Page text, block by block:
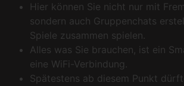
Hier können Sie nicht nur mit
sondern auch Gruppenchats
Spiele zusammen spielen.
Alles was Sie brauchen, ist ein
eine WiFi-Verbindung.
Spätestens ab diesem Punkt